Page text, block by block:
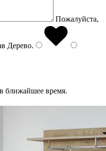
Пожалуйста,
Дерево.
ближайшее время.